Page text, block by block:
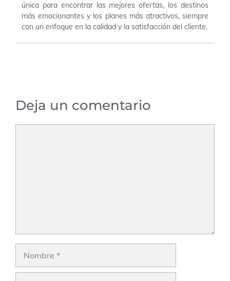
única para encontrar las mejores ofertas, los destinos
más emocionantes y los planes más atractivos, siempre
con un enfoque en la calidad y la satisfacción del cliente.
Deja un comentario